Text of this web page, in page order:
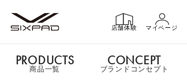
店舗体験 マイページ
PRODUCTS商品一覧
よく検索されているキーワード
PRODUCTS
商品一覧
CONCEPT
ブランドコンセプト